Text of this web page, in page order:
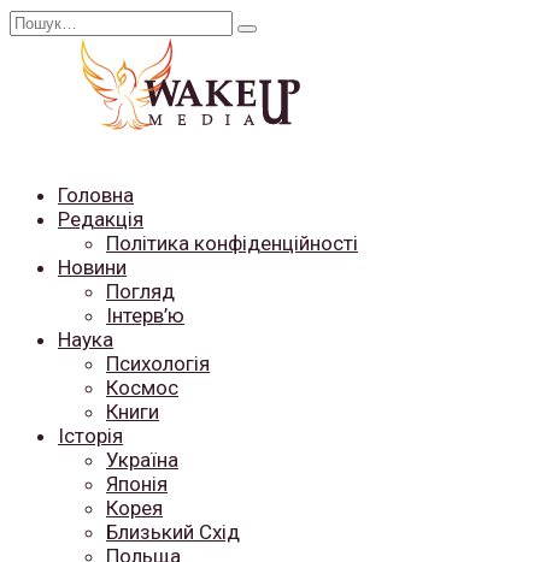
Перейти
Search
Головна
Редакція
Політика конфіденційності
Новини
Погляд
Інтерв’ю
Наука
Психологія
Космос
Книги
Історія
Україна
Японія
Корея
Близький Схід
Польща